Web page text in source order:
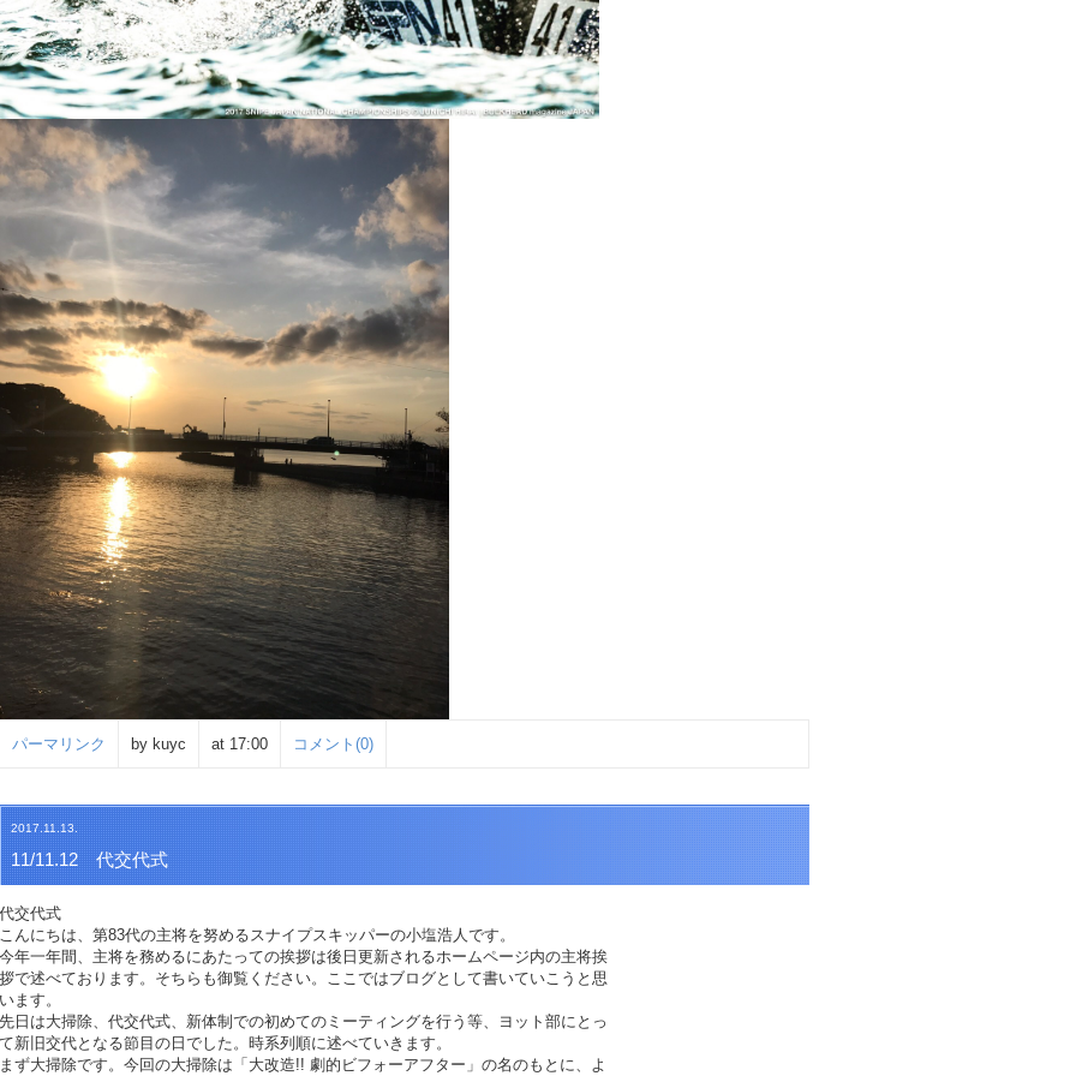
パーマリンク by kuyc at 17:00 コメント(0)
2017.11.13.
11/11.12 代交代式
代交代式
こんにちは、第83代の主将を努めるスナイプスキッパーの小塩浩人です。
今年一年間、主将を務めるにあたっての挨拶は後日更新されるホームページ内の主将挨
拶で述べております。そちらも御覧ください。ここではブログとして書いていこうと思
います。
先日は大掃除、代交代式、新体制での初めてのミーティングを行う等、ヨット部にとっ
て新旧交代となる節目の日でした。時系列順に述べていきます。
まず大掃除です。今回の大掃除は「大改造!! 劇的ビフォーアフター」の名のもとに、よ